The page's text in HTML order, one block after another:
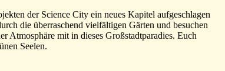
der Science City ein neues Kapitel aufgeschlagen
die überraschend vielfältigen Gärten und besuchen
Atmosphäre mit in dieses Großstadtparadies. Euch
Seelen.